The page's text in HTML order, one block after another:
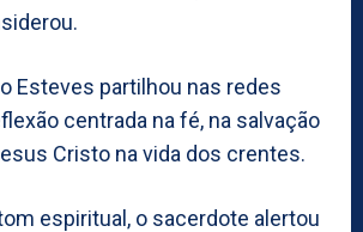
Esteves partilhou nas redes
centrada na fé, na salvação
Cristo na vida dos crentes.
espiritual, o sacerdote alertou